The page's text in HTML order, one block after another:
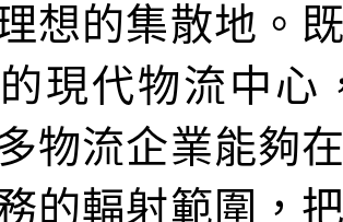
想的集散地。
現代物流中心
物流企業能夠
的輻射範圍，